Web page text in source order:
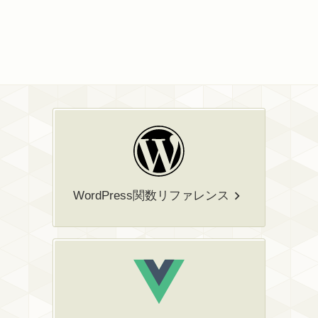
WordPress関数リファレンス